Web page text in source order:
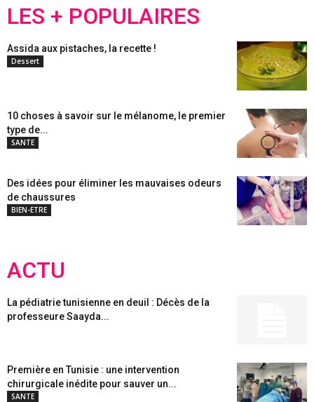
LES + POPULAIRES
Assida aux pistaches, la recette !
Dessert
10 choses à savoir sur le mélanome, le premier
type de...
SANTE
Des idées pour éliminer les mauvaises odeurs
de chaussures
BIEN-ETRE
ACTU
La pédiatrie tunisienne en deuil : Décès de la
professeure Saayda...
Première en Tunisie : une intervention
chirurgicale inédite pour sauver un...
SANTE